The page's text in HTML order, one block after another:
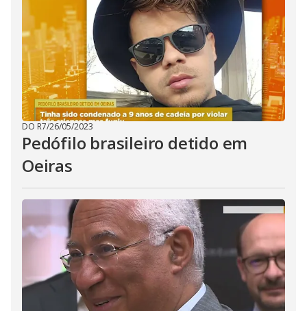
DO R7/26/05/2023
Pedófilo brasileiro detido em
Oeiras